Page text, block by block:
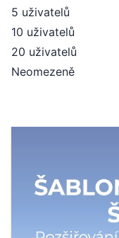
5 uživatelů
10 uživatelů
20 uživatelů
Neomezeně